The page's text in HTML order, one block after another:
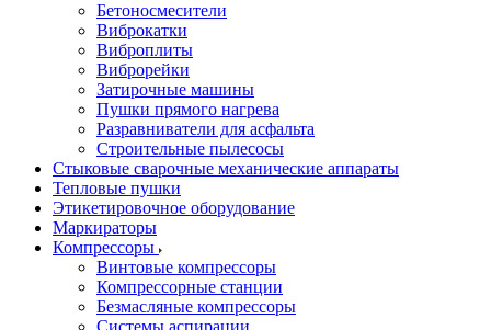
Бетоносмесители
Виброкатки
Виброплиты
Виброрейки
Затирочные машины
Пушки прямого нагрева
Разравниватели для асфальта
Строительные пылесосы
Стыковые сварочные механические аппараты
Тепловые пушки
Этикетировочное оборудование
Маркираторы
Компрессоры
Винтовые компрессоры
Компрессорные станции
Безмасляные компрессоры
Системы аспирации